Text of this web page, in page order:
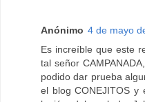
Anónimo 4 de mayo
Es increíble que este
tal señor
podido dar prueba
el blog CONEJITOS y